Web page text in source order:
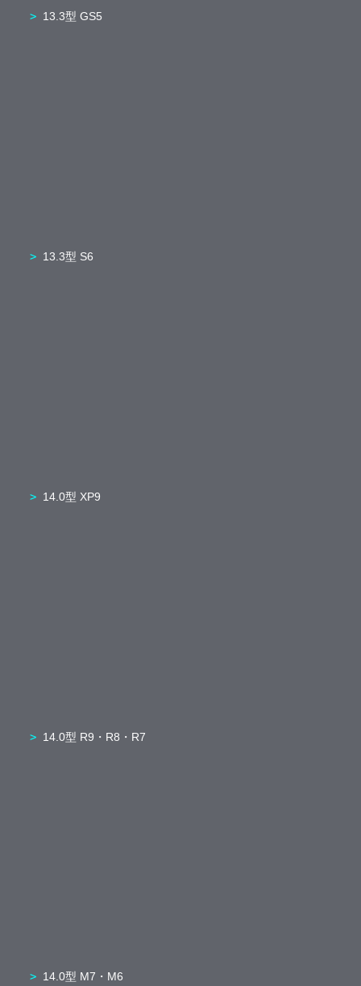
13.3型 GS5
13.3型 S6
14.0型 XP9
14.0型 R9・R8・R7
14.0型 M7・M6